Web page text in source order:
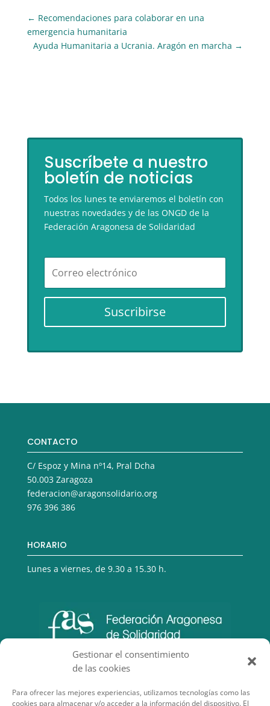
Gestionar el consentimiento
de las cookies
Para ofrecer las mejores experiencias, utilizamos tecnologías como las
cookies para almacenar y/o acceder a la información del dispositivo. El
← Recomendaciones para colaborar en una
emergencia humanitaria
Ayuda Humanitaria a Ucrania. Aragón en marcha →
Suscríbete a nuestro
boletín de noticias
Todos los lunes te enviaremos el boletín con
nuestras novedades y de las ONGD de la
Federación Aragonesa de Solidaridad
Suscribirse
CONTACTO
C/ Espoz y Mina nº14, Pral Dcha
50.003 Zaragoza
federacion@aragonsolidario.org
976 396 386
HORARIO
Lunes a viernes, de 9.30 a 15.30 h.